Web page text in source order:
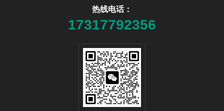
热线电话：
17317792356